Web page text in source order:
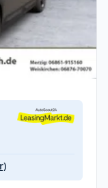
Navi
ACC